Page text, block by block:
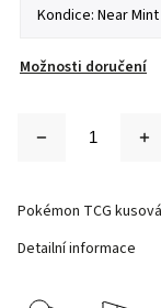
Možnosti doručení
Pokémon TCG
Detailní informace